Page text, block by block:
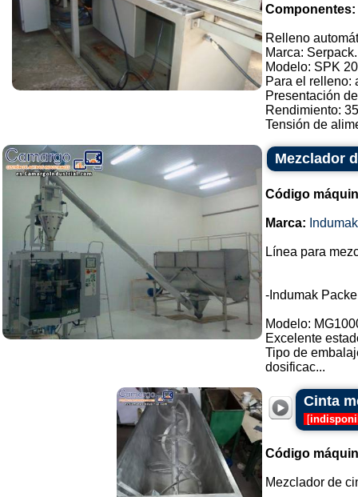
Componentes:
Relleno
Marca: Serpack.
Modelo: SPK
Para el relleno:
Presentación
Rendimiento:
Tensión de
Mezclador
Código
Marca: Indumak
Línea para
-Indumak
Modelo:
Excelente
Tipo de
dosificac...
Cinta
[
Código
Mezclador de